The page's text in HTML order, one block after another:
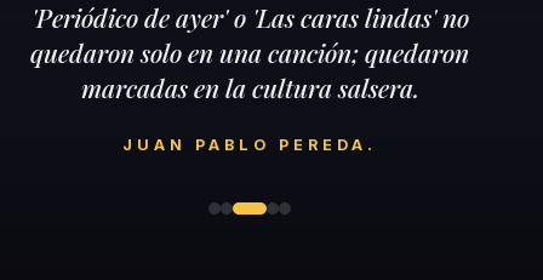
sonidos crudos de los 70s y 80s. Aquí el
trombón manda y la clave se respeta. Somos
la casa de los que no buscan éxitos de moda,